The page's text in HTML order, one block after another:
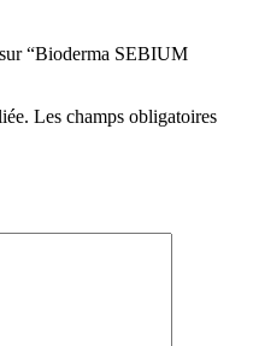
“Bioderma SEBIUM
Les champs obligatoires